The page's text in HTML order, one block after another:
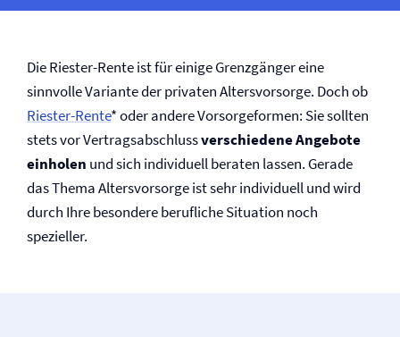
Die Riester-Rente ist für einige Grenzgänger eine
sinnvolle Variante der privaten Altersvorsorge. Doch ob
Riester-Rente* oder andere Vorsorgeformen: Sie sollten
stets vor Vertragsabschlussverschiedene Angebote
einholen und sich individuell beraten lassen. Gerade
das Thema Altersvorsorge ist sehr individuell und wird
durch Ihre besondere berufliche Situation noch
spezieller.